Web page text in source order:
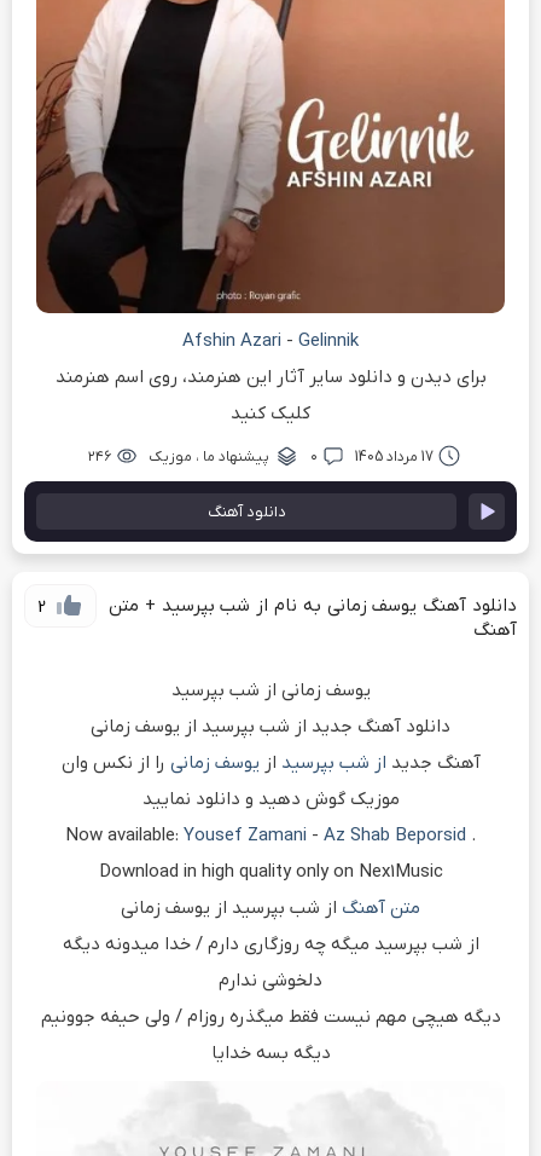
Afshin Azari - Gelinnik
برای دیدن و دانلود سایر آثار این هنرمند، روی اسم هنرمند
کلیک کنید
17 مرداد 1405 ۰ پیشنهاد ما ، موزیک ۲۴۶
دانلود آهنگ
2
دانلود آهنگ یوسف زمانی به نام از شب بپرسید + متن
آهنگ
یوسف زمانی از شب بپرسید
دانلود آهنگ جدید از شب بپرسید از یوسف زمانی
آهنگ جدید از شب بپرسید از یوسف زمانی را از نکس وان
موزیک گوش دهید و دانلود نمایید
Now available: Yousef Zamani - Az Shab Beporsid .
Download in high quality only on Nex1Music
متن آهنگ از شب بپرسید از یوسف زمانی
از شب بپرسید میگه چه روزگاری دارم / خدا میدونه دیگه
دلخوشی ندارم
دیگه هیچی مهم نیست فقط میگذره روزام / ولی حیفه جوونیم
دیگه بسه خدایا